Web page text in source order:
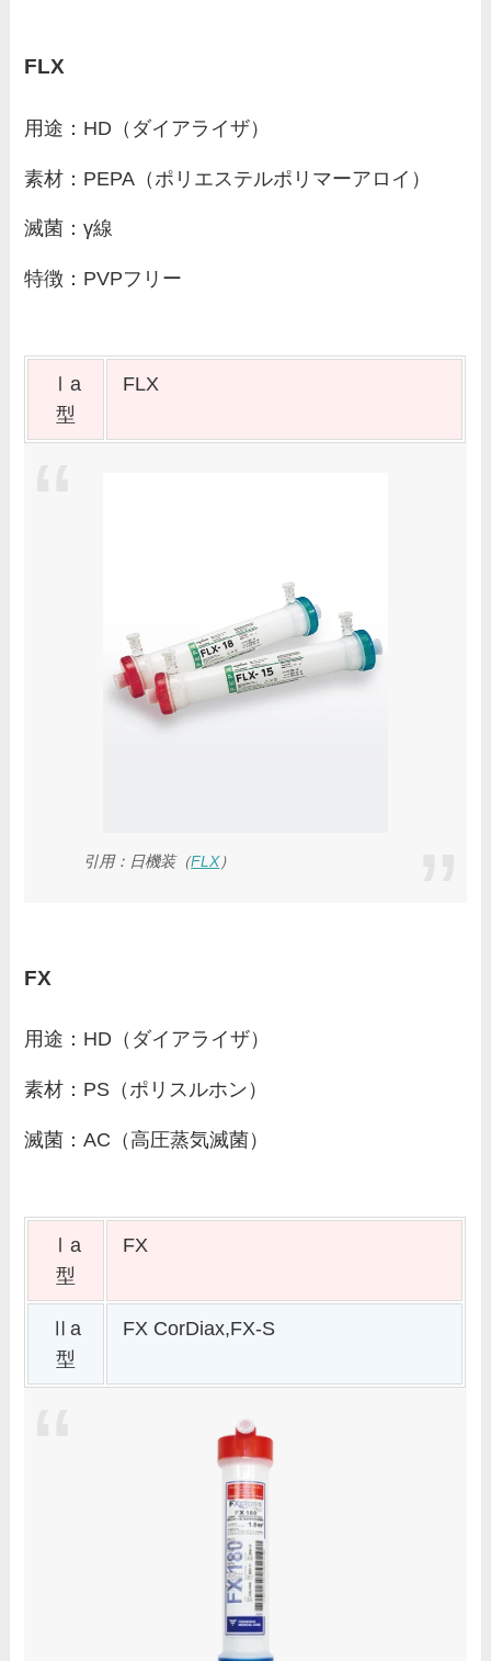
FLX
用途：HD（ダイアライザ）
素材：PEPA（ポリエステルポリマーアロイ）
滅菌：γ線
特徴：PVPフリー
Ⅰa
型
FLX
引用：日機装（FLX）
FX
用途：HD（ダイアライザ）
素材：PS（ポリスルホン）
滅菌：AC（高圧蒸気滅菌）
Ⅰa
型
FX
Ⅱa
型
FX CorDiax,FX-S